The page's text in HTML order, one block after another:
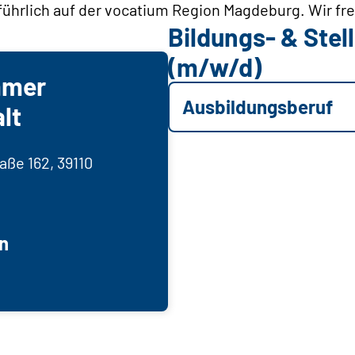
auf der vocatium Region Magdeburg. Wir
162, 39110
Bildungs- &
(m/w/d)
Ausbildungsberuf